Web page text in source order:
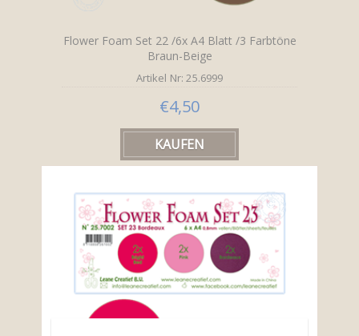
Flower Foam Set 22 /6x A4 Blatt /3 Farbtöne
Braun-Beige
Artikel Nr: 25.6999
€4,50